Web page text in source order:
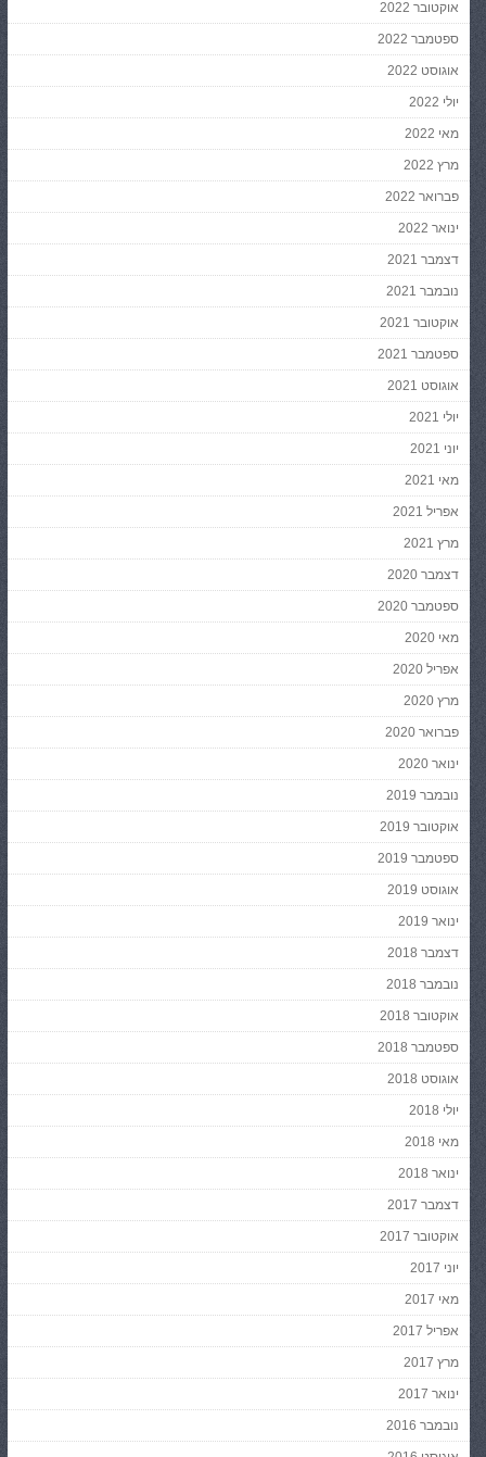
אוקטובר 2022
ספטמבר 2022
אוגוסט 2022
יולי 2022
מאי 2022
מרץ 2022
פברואר 2022
ינואר 2022
דצמבר 2021
נובמבר 2021
אוקטובר 2021
ספטמבר 2021
אוגוסט 2021
יולי 2021
יוני 2021
מאי 2021
אפריל 2021
מרץ 2021
דצמבר 2020
ספטמבר 2020
מאי 2020
אפריל 2020
מרץ 2020
פברואר 2020
ינואר 2020
נובמבר 2019
אוקטובר 2019
ספטמבר 2019
אוגוסט 2019
ינואר 2019
דצמבר 2018
נובמבר 2018
אוקטובר 2018
ספטמבר 2018
אוגוסט 2018
יולי 2018
מאי 2018
ינואר 2018
דצמבר 2017
אוקטובר 2017
יוני 2017
מאי 2017
אפריל 2017
מרץ 2017
ינואר 2017
נובמבר 2016